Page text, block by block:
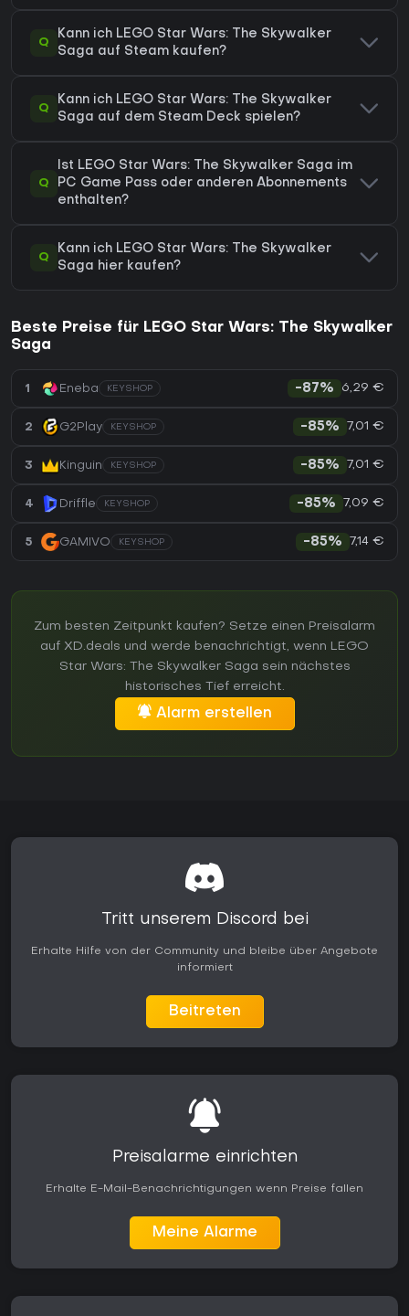
Q
Kann ich LEGO Star Wars: The Skywalker
Saga auf Steam kaufen?
Q
Kann ich LEGO Star Wars: The Skywalker
Saga auf dem Steam Deck spielen?
Q
Ist LEGO Star Wars: The Skywalker Saga im
PC Game Pass oder anderen Abonnements
enthalten?
Q
Kann ich LEGO Star Wars: The Skywalker
Saga hier kaufen?
Beste Preise für LEGO Star Wars: The Skywalker
Saga
1 Eneba KEYSHOP -87% 6,29 €
2 G2Play KEYSHOP -85% 7,01 €
3 Kinguin KEYSHOP -85% 7,01 €
4 Driffle KEYSHOP -85% 7,09 €
5 GAMIVO KEYSHOP -85% 7,14 €
Zum besten Zeitpunkt kaufen? Setze einen Preisalarm
auf XD.deals und werde benachrichtigt, wenn LEGO
Star Wars: The Skywalker Saga sein nächstes
historisches Tief erreicht.
Alarm erstellen
Tritt unserem Discord bei
Erhalte Hilfe von der Community und bleibe über Angebote
informiert
Beitreten
Preisalarme einrichten
Erhalte E-Mail-Benachrichtigungen wenn Preise fallen
Meine Alarme